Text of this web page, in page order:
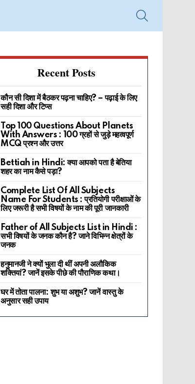
Recent Posts
कौन सी दिशा में बैठकर पढ़ना चाहिए? – पढ़ाई के लिए
सही दिशा और टिप्स
Top 100 Questions About Planets
With Answers : 100 ग्रहों से जुड़े महत्वपूर्ण
MCQ प्रश्न और उत्तर
Bettiah in Hindi: क्या आपको पता है बेतिया
शहर का नाम कैसे पड़ा?
Complete List Of All Subjects
Name For Students : प्रतियोगी परीक्षाओं के
लिए जरूरी है सभी विषयों के नाम की पूरी जानकारी
Father of All Subjects List in Hindi :
सभी विषयों के जनक कौन है? जाने विभिन्न क्षेत्रों के
जनक
हनुमानजी ने क्यों भुला दी थीं अपनी अलौकिक
शक्तियां? जानें इसके पीछे की पौराणिक कथा।
घर में तोता पालना: शुभ या अशुभ? जानें वास्तु के
अनुसार सही उपाय